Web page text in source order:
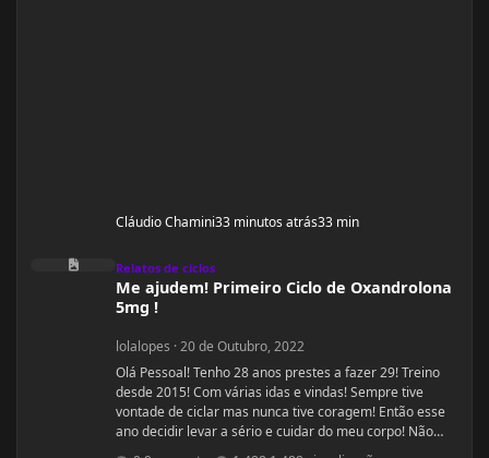
Cláudio Chamini33 minutos atrás33 min
Me ajudem! Primeiro Ciclo de Oxandrolona 5mg !
Relatos de ciclos
Me ajudem! Primeiro Ciclo de Oxandrolona
5mg !
lolalopes ·20 de Outubro, 2022
Olá Pessoal! Tenho 28 anos prestes a fazer 29! Treino
desde 2015! Com várias idas e vindas! Sempre tive
vontade de ciclar mas nunca tive coragem! Então esse
ano decidir levar a sério e cuidar do meu corpo! Não
estou sendo acompanhada por nutricionista! Mas